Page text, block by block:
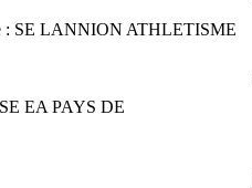
: SE LANNION ATHLETISME
SE EA PAYS DE